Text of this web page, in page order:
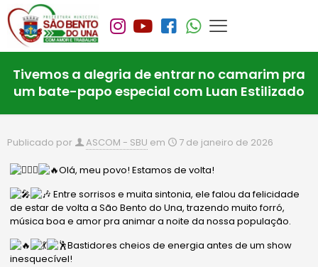
Tivemos a alegria de entrar no camarim pra
um bate-papo especial com Luan Estilizado
Publicado por ASCOM - SBU em 7 de janeiro de 2026
Olá, meu povo! Estamos de volta!
Entre sorrisos e muita sintonia, ele falou da felicidade
de estar de volta a São Bento do Una, trazendo muito forró,
música boa e amor pra animar a noite da nossa população.
Bastidores cheios de energia antes de um show
inesquecível!